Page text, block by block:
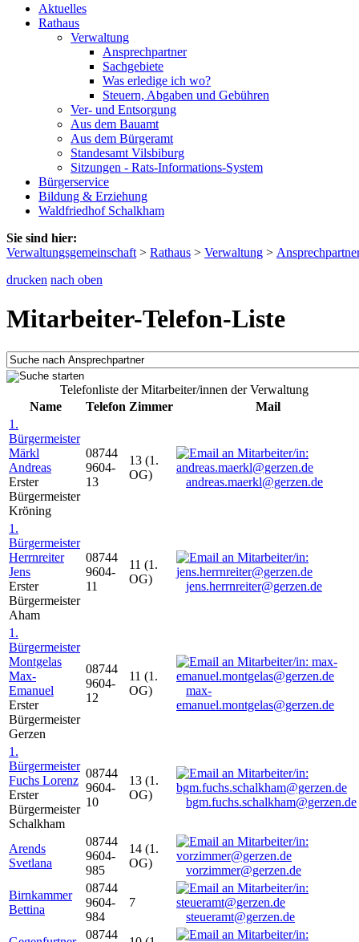
Aktuelles
Rathaus
Verwaltung
Ansprechpartner
Sachgebiete
Was erledige ich wo?
Steuern, Abgaben und Gebühren
Ver- und Entsorgung
Aus dem Bauamt
Aus dem Bürgeramt
Standesamt Vilsbiburg
Sitzungen - Rats-Informations-System
Bürgerservice
Bildung & Erziehung
Waldfriedhof Schalkham
Sie sind hier:
Verwaltungsgemeinschaft > Rathaus > Verwaltung >
drucken nach oben
Mitarbeiter-Telefon-Liste
Telefonliste der Mitarbeiter/innen der Verwaltung
Name
Telefon Zimmer
Mail
1.
Bürgermeister
Märkl
Andreas
Erster
Bürgermeister
Kröning
08744
9604-
13
13 (1.
OG)
andreas.maerkl@gerzen.de
1.
Bürgermeister
Herrnreiter
Jens
Erster
Bürgermeister
Aham
08744
9604-
11
11 (1.
OG)
jens.herrnreiter@gerzen.de
1.
Bürgermeister
Montgelas
Max-
Emanuel
Erster
Bürgermeister
Gerzen
08744
9604-
12
11 (1.
OG)
max-
emanuel.montgelas@gerzen.de
1.
Bürgermeister
Fuchs Lorenz
Erster
Bürgermeister
Schalkham
08744
9604-
10
13 (1.
OG)
bgm.fuchs.schalkham@gerzen.de
Arends
Svetlana
08744
9604-
985
14 (1.
OG)
vorzimmer@gerzen.de
Birnkammer
Bettina
08744
9604-
984
7
steueramt@gerzen.de
08744